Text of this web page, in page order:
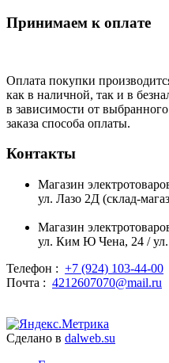
Принимаем к оплате
Оплата покупки
как в наличной, так и в
в зависимости от
заказа способа оплаты.
Контакты
Магазин
ул. Лазо 2Д (склад-
Магазин
ул. Ким Ю Чена, 24 /
Телефон : +7 (924) 103-44-00
Почта : 4212607070@mail.ru
Сделано в dalweb.su